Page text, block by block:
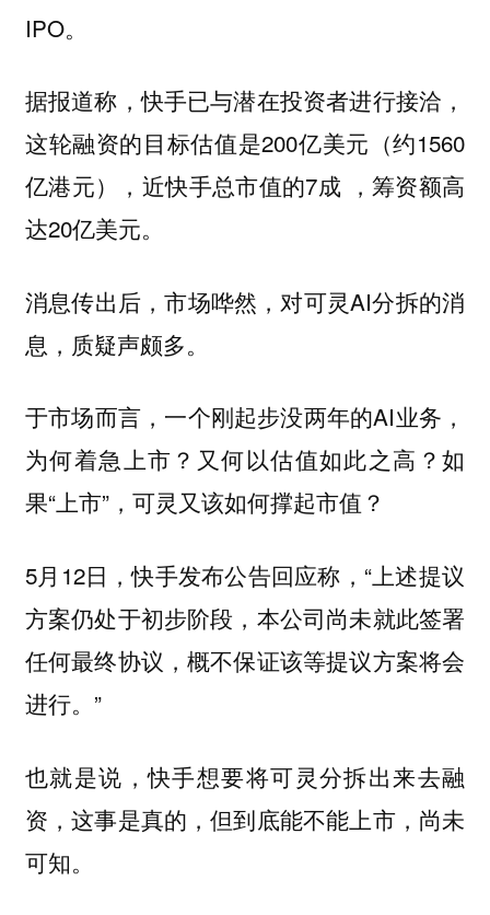
IPO。
据报道称，快手已与潜在投资者进行接洽，
这轮融资的目标估值是200亿美元（约1560
亿港元），近快手总市值的7成 ，筹资额高
达20亿美元。
消息传出后，市场哗然，对可灵AI分拆的消
息，质疑声颇多。
于市场而言，一个刚起步没两年的AI业务，
为何着急上市？又何以估值如此之高？如
果“上市”，可灵又该如何撑起市值？
5月12日，快手发布公告回应称，“上述提议
方案仍处于初步阶段，本公司尚未就此签署
任何最终协议，概不保证该等提议方案将会
进行。”
也就是说，快手想要将可灵分拆出来去融
资，这事是真的，但到底能不能上市，尚未
可知。